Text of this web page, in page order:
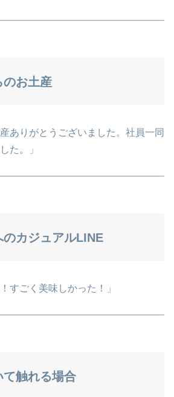
お土産
ありがとうございました。社員一同
た。」
カジュアルLINE
すごく美味しかった！」
触れる場合